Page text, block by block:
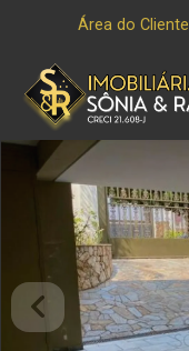
Área do Cliente